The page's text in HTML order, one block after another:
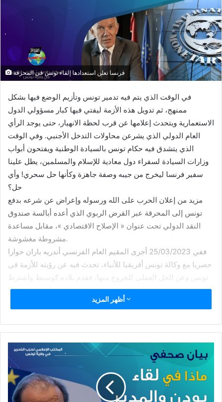
لصندوق النقد الدولي، هي سياسة أمريكية معلومة لكل ذي لب
وبصيرة، ولذلك فإن اختيار وزارات يُفترض أن تكون سيادية كمنطلق
لزيارات السفير الجديد، يُعفي أمريكا من المساءلة عن كل تهم
المشاركة في التآمر على أمن الدولة، وينسف كل الخطابات الرئاسية
التي تتحدث عن السيادة، ويضعها في خانة المزايدات السياسية مع
الخصوم، وليس أدل على ذلك من إعلان « حرب التحرير » أو
« الحرب الضروس » في الداخل، ثم فتح أبواب وزارات السيادة
رابعا: إن الرئاسة والحكومة والبرلمان الجديد مطالبون جميعا بكشف
فحوى الاتفاقية العسكرية التي تم توقيعها مع أمريكا يوم 30 أيلول/
سبتمبر 2020، لتدوم عشر سنوات، وألا يغطوا عن هذه الجريمة التي
حصلت في عهد قيس سعيد بالحديث عن حكام « العشرية السوداء »،
ختاما، نُذكر الجميع في هذا البلد حكّاما ومحكومين بأن الاتفاقيات
والترتيبات العسكرية والأمنية المبرمة مع دول الكفر وعلى رأسها
أمريكا هي خيانة عظمى وحرام شرعا، وأن فاعلها يستحق العقاب
الشديد في الدنيا والخزي والعذاب في الآخرة، لأنها تعني سيطرة
الكفار على المسلمين وبلادهم، وأن الخلافة القائمة قريبا بإذن الله
هي الوحيدة القادرة على قطع الأيادي الممتدة إلى البلاد الإسلامية
قال تعالى: ﴿وَلَن يَجْعَلَ اللَّهُ لِلْكَافِرِينَ عَلَى الْمُؤْمِنِينَ سَبِيلاً﴾.
في ولاية تونس